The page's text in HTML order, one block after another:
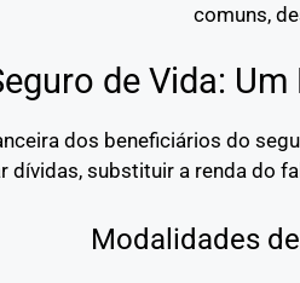
comuns,
de Vida:
dos beneficiários do
dívidas, substituir a renda do
Modalidades